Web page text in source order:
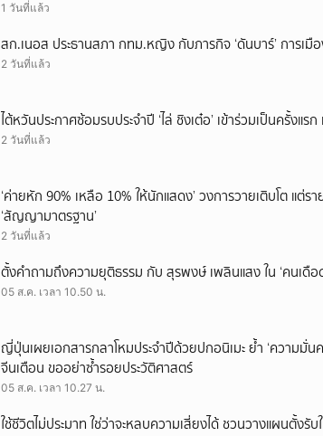
1 วันที่แล้ว
สก.เนอส ประธานสภา กทม.หญิง กับภารกิจ ‘ดันบาร์’ การเมื
2 วันที่แล้ว
ไต้หวันประกาศซ้อมรบประจำปี ‘ไล่ ชิงเต๋อ’ เข้าร่วมเป็นครั้งแ
2 วันที่แล้ว
‘ค่ายหัก 90% เหลือ 10% ให้นักแสดง’ วงการวายเติบโต แต่ร
‘สัญญามาตรฐาน’
2 วันที่แล้ว
ตั้งคำถามถึงความยุติธรรม กับ สุรพงษ์ เพลินแสง ใน ‘คนเดือ
05 ส.ค. เวลา 10.50 น.
ญี่ปุ่นเผยเอกสารกลาโหมประจำปีด้วยปกอนิเมะ ย้ำ ‘ความมั่
จีนเตือน ขออย่าซ้ำรอยประวัติศาสตร์
05 ส.ค. เวลา 10.27 น.
ใช้ชีวิตไม่ประมาท ใช่ว่าจะหลบความเสี่ยงได้ ชวนวางแผนตั้งรั